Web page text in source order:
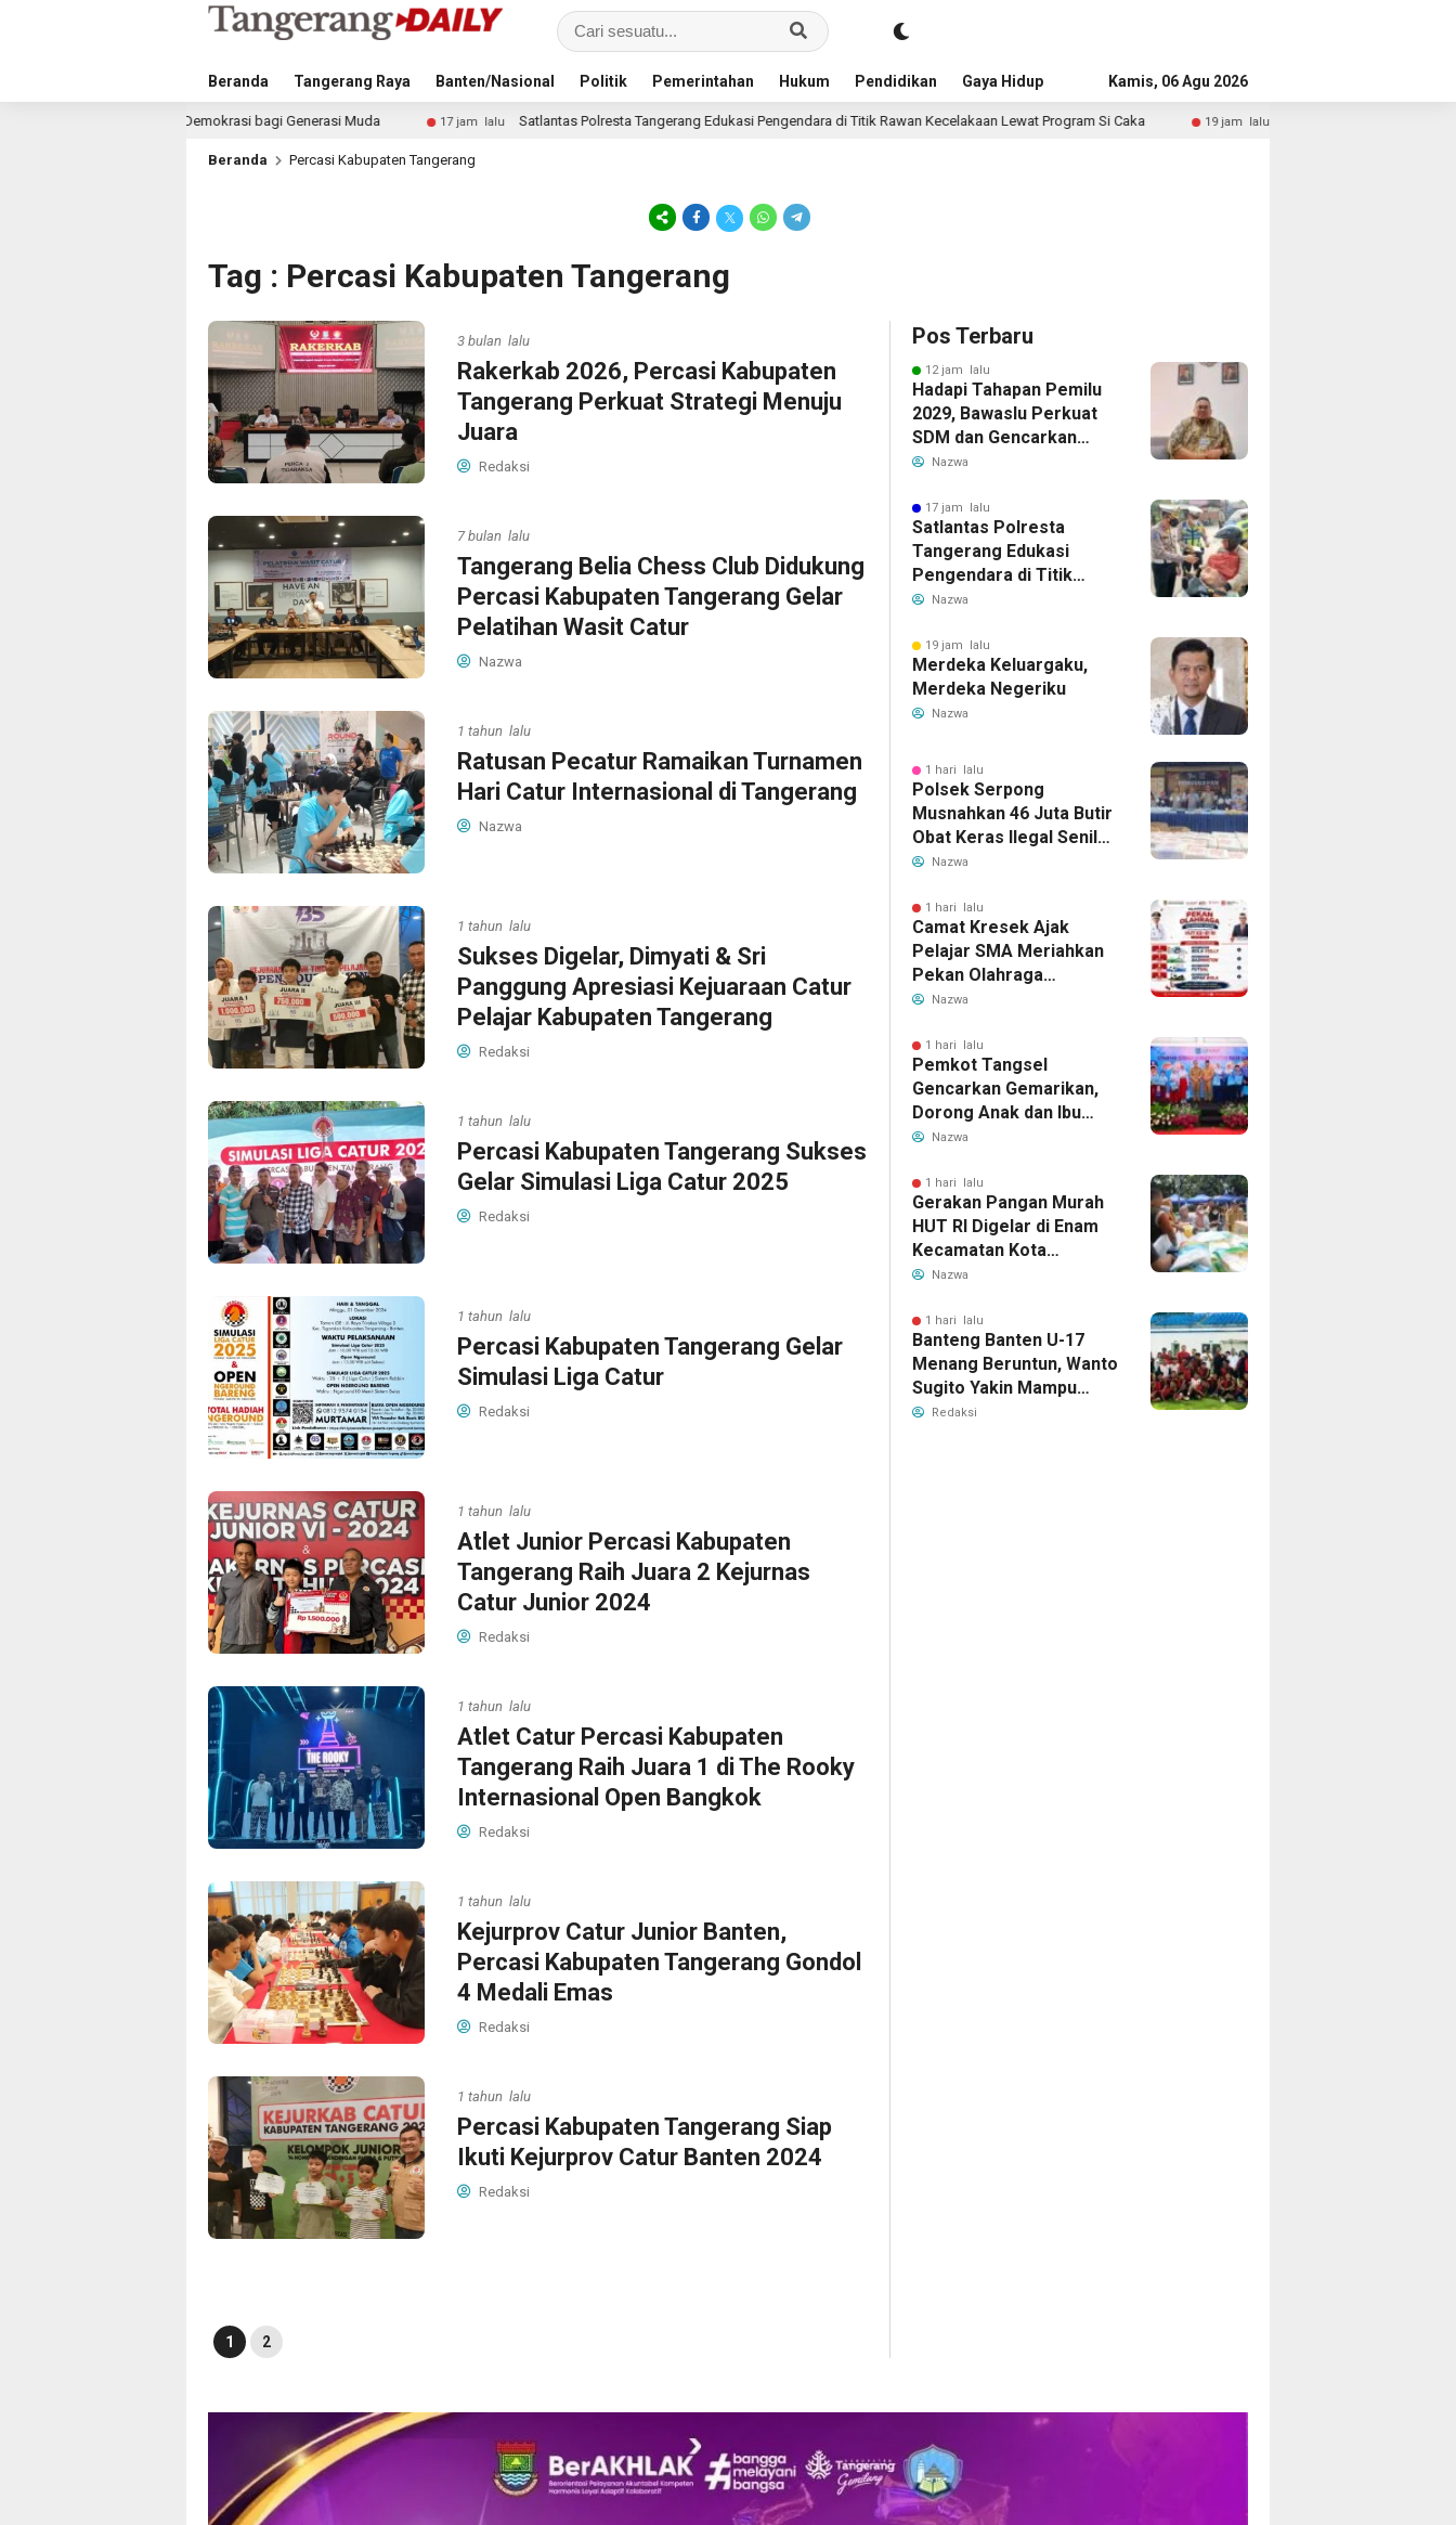
Beranda Tangerang Raya Banten/Nasional Politik Pemerintahan Hukum Pendidikan Gaya Hidup AdvertorialKamis, 06 Agu 2026
Demokrasi bagi Generasi Muda 17 jam lalu Satlantas Polresta Tangerang Edukasi Pengendara di Titik Rawan Kecelakaan Lewat Program Si Caka 19 jam lalu Merdeka Keluargaku, Merdeka Negeriku
Beranda Percasi Kabupaten Tangerang
Tag : Percasi Kabupaten Tangerang
3 bulan lalu
Rakerkab 2026, Percasi Kabupaten
Tangerang Perkuat Strategi Menuju
Juara
Redaksi
7 bulan lalu
Tangerang Belia Chess Club Didukung
Percasi Kabupaten Tangerang Gelar
Pelatihan Wasit Catur
Nazwa
1 tahun lalu
Ratusan Pecatur Ramaikan Turnamen
Hari Catur Internasional di Tangerang
Nazwa
1 tahun lalu
Sukses Digelar, Dimyati & Sri
Panggung Apresiasi Kejuaraan Catur
Pelajar Kabupaten Tangerang
Redaksi
1 tahun lalu
Percasi Kabupaten Tangerang Sukses
Gelar Simulasi Liga Catur 2025
Redaksi
1 tahun lalu
Percasi Kabupaten Tangerang Gelar
Simulasi Liga Catur
Redaksi
1 tahun lalu
Atlet Junior Percasi Kabupaten
Tangerang Raih Juara 2 Kejurnas
Catur Junior 2024
Redaksi
1 tahun lalu
Atlet Catur Percasi Kabupaten
Tangerang Raih Juara 1 di The Rooky
Internasional Open Bangkok
Redaksi
1 tahun lalu
Kejurprov Catur Junior Banten,
Percasi Kabupaten Tangerang Gondol
4 Medali Emas
Redaksi
1 tahun lalu
Percasi Kabupaten Tangerang Siap
Ikuti Kejurprov Catur Banten 2024
Redaksi
1 2
Pos Terbaru
12 jam lalu
Hadapi Tahapan Pemilu
2029, Bawaslu Perkuat
SDM dan Gencarkan
Pendidikan Demokrasi
Nazwa
17 jam lalu
Satlantas Polresta
Tangerang Edukasi
Pengendara di Titik
Rawan Kecelakaan
Nazwa
19 jam lalu
Merdeka Keluargaku,
Merdeka Negeriku
Nazwa
1 hari lalu
Polsek Serpong
Musnahkan 46 Juta Butir
Obat Keras Ilegal Senilai
Rp230 Miliar
Nazwa
1 hari lalu
Camat Kresek Ajak
Pelajar SMA Meriahkan
Pekan Olahraga
Kecamatan Kresek 2026
Nazwa
1 hari lalu
Pemkot Tangsel
Gencarkan Gemarikan,
Dorong Anak dan Ibu
Hamil Penuhi Protein
Nazwa
1 hari lalu
Gerakan Pangan Murah
HUT RI Digelar di Enam
Kecamatan Kota
Tangerang, Catat
Nazwa
1 hari lalu
Banteng Banten U-17
Menang Beruntun, Wanto
Sugito Yakin Mampu
Juara Soekarno Cup
Redaksi